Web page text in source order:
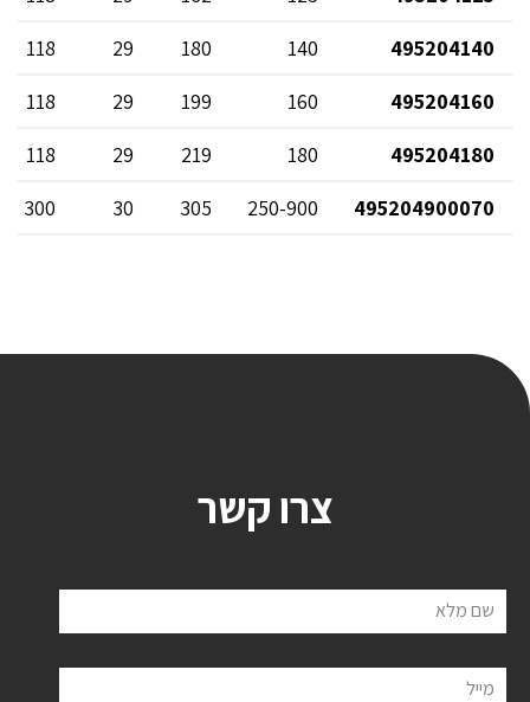
495204140
140
180
29
118
495204160
160
199
29
118
495204180
180
219
29
118
495204900070
250-900
305
30
300
צרו קשר
שם מלא
מייל